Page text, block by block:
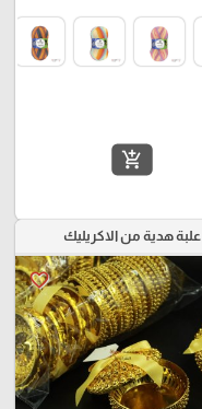
add_shopping_cart
علبة هدية من الاكريليك
favorite_border